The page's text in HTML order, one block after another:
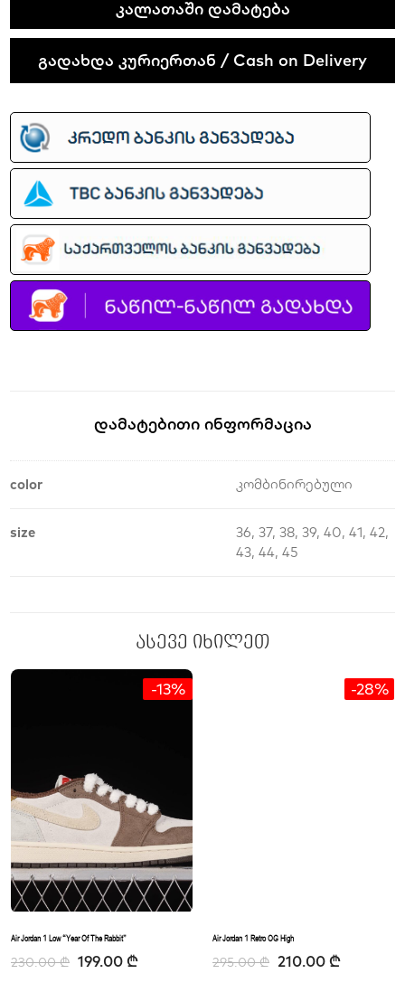
Run
quantity
ᲙᲐᲚᲐᲗᲐᲨᲘ ᲓᲐᲛᲐᲢᲔᲑᲐ
გადახდა კურიერთან / Cash on Delivery
Დამატებითი Ინფორმაცია
color კომბინირებული
size
36, 37, 38, 39, 40, 41, 42,
43, 44, 45
ასევე იხილეთ
-13%
Air Jordan 1 Low “Year Of The Rabbit”
230.00₾ 199.00 ₾
-28%
Air Jordan 1 Retro OG High
295.00₾ 210.00 ₾